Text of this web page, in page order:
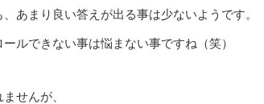
あまり良い答えが出る事は少ないようです。
ルできない事は悩まない事ですね（笑）
せんが、